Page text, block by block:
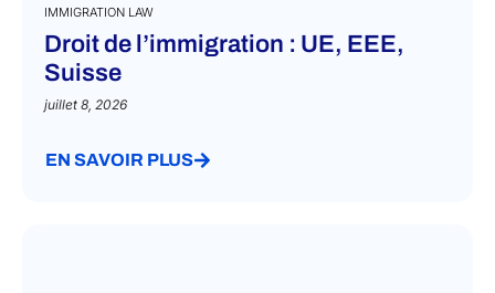
IMMIGRATION LAW
Droit de l’immigration : UE, EEE,
Suisse
juillet 8, 2026
EN SAVOIR PLUS